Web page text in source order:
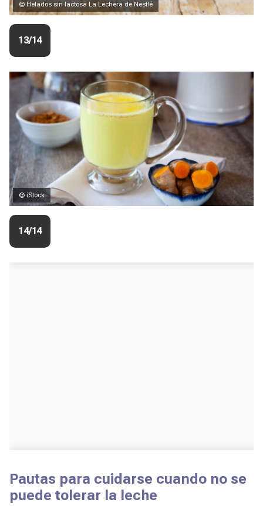
© Helados sin lactosa La Lechera de Nestlé
13/14
© iStock
14/14
Pautas para cuidarse cuando no se
puede tolerar la leche